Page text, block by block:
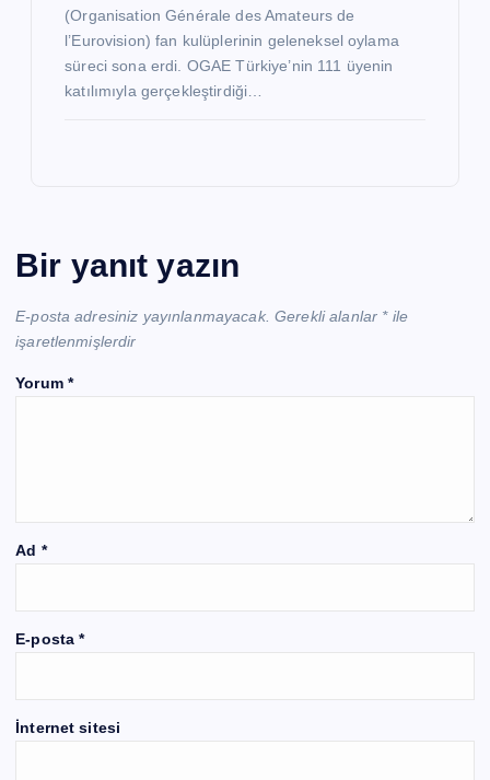
(Organisation Générale des Amateurs de
l’Eurovision) fan kulüplerinin geleneksel oylama
süreci sona erdi. OGAE Türkiye’nin 111 üyenin
katılımıyla gerçekleştirdiği…
Bir yanıt yazın
E-posta adresiniz yayınlanmayacak. Gerekli alanlar *ile
işaretlenmişlerdir
Yorum *
Ad *
E-posta*
İnternet sitesi